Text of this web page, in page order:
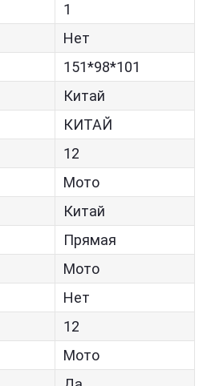
1
Нет
151*98*101
Китай
КИТАЙ
12
Мото
Китай
Прямая
Мото
Нет
12
Мото